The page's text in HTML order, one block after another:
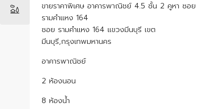
ขายราคาพิเศษ อาคารพาณิชย์ 4.5 ชั้น 2 คูหา ซอย
รามคำแหง 164
ซอย รามคำแหง 164 แขวงมีนบุรี เขต
มีนบุรี,กรุงเทพมหานคร
อาคารพาณิชย์
2 ห้องนอน
8 ห้องน้ำ